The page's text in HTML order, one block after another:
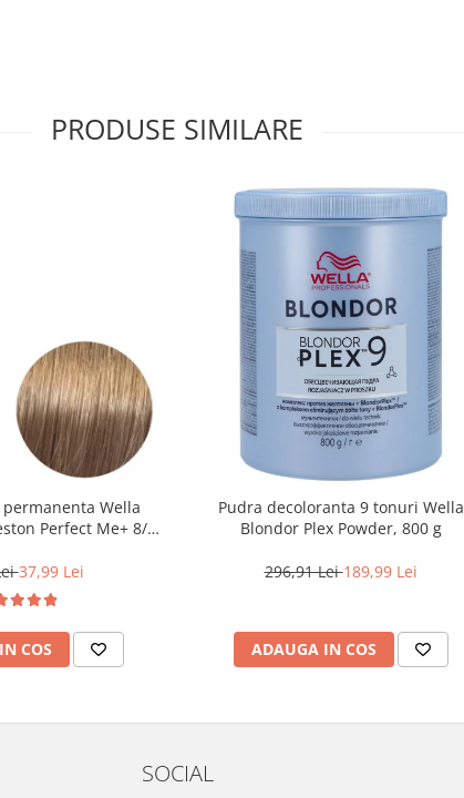
PRODUSE SIMILARE
Wella
Perfect Me+ 8/0 ,
37,99 Lei
COS
Pudra decoloranta 9 tonuri Wella
Blondor Plex Powder, 800 g
296,91 Lei189,99 Lei
ADAUGA IN COS
SOCIAL